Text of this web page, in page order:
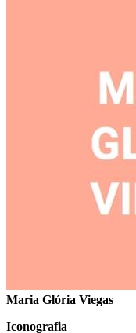
Maria Glória Viegas
Iconografia